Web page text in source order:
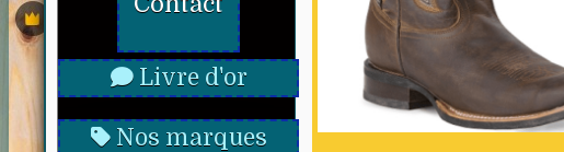
Livre d'or
Nos marques